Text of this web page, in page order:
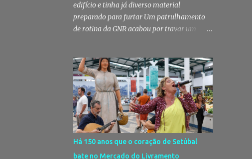
edifício e tinha já diverso material
preparado para furtar Um patrulhamento
de rotina da GNR acabou por travar um
em flagrante delito no interior de um
edifício público quando alegadamente se
preparava para retirar diverso material,
acabando detido pelos militares da Guarda.
Patrulhamento da GNR termina com
detenção por furto A detenção ocorreu no
dia 4 de Agosto, - mas divulgada só nesta
quinta-feira - numa ação desenvolvida pelo
Há 150 anos que o coração de Setúbal
bate no Mercado do Livramento